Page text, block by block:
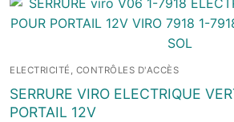
ELECTRICITÉ, CONTRÔLES D'ACCÈS
SERRURE VIRO ELECTRIQUE
PORTAIL 12V